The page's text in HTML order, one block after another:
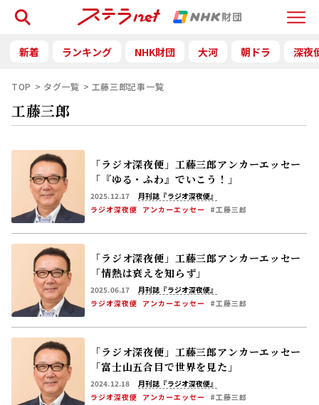
Menu
検索
新着 ランキング NHK財団 大河 朝ドラ 深夜
TOP タグ一覧 工藤三郎記事一覧
工藤三郎
「ラジオ深夜便」工藤三郎アンカーエッセー
「『ゆる・ふわ』でいこう！」
2025.12.17
月刊誌『ラジオ深夜便』
ラジオ深夜便 アンカーエッセー #工藤三郎
「ラジオ深夜便」工藤三郎アンカーエッセー
「情熱は衰えを知らず」
2025.06.17
月刊誌『ラジオ深夜便』
ラジオ深夜便 アンカーエッセー #工藤三郎
「ラジオ深夜便」工藤三郎アンカーエッセー
「富士山五合目で世界を見た」
2024.12.18
月刊誌『ラジオ深夜便』
ラジオ深夜便 アンカーエッセー #工藤三郎